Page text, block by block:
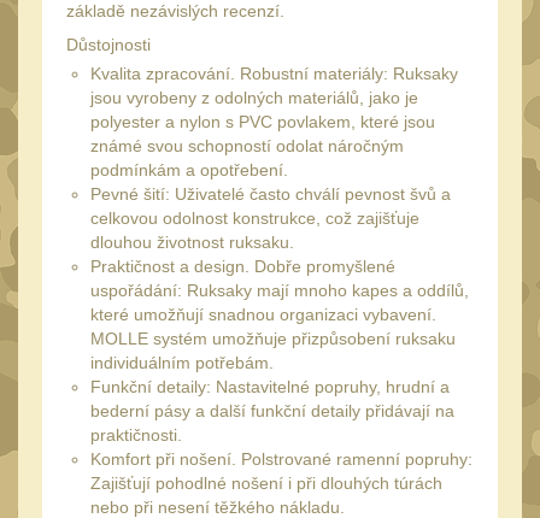
Nepromokavý potahy a
vaky18
Adaptéry
Taktická pera 5
Láhve16
Lékárničky
Na přežití 26
Ostatní44
MONTÁŽE PRO OPTIKU
Adaptéry a risery 40
Boční montáže11
Montáže pro optiku 179
základě nezávislých recenzí.
Důstojnosti
Kvalita zpracování. Robustní materiály: Ruksaky
jsou vyrobeny z odolných materiálů, jako je
polyester a nylon s PVC povlakem, které jsou
známé svou schopností odolat náročným
podmínkám a opotřebení.
Pevné šití: Uživatelé často chválí pevnost švů a
celkovou odolnost konstrukce, což zajišťuje
dlouhou životnost ruksaku.
Praktičnost a design. Dobře promyšlené
uspořádání: Ruksaky mají mnoho kapes a oddílů,
které umožňují snadnou organizaci vybavení.
MOLLE systém umožňuje přizpůsobení ruksaku
individuálním potřebám.
Funkční detaily: Nastavitelné popruhy, hrudní a
bederní pásy a další funkční detaily přidávají na
praktičnosti.
Komfort při nošení. Polstrované ramenní popruhy:
Zajišťují pohodlné nošení i při dlouhých túrách
nebo při nesení těžkého nákladu.